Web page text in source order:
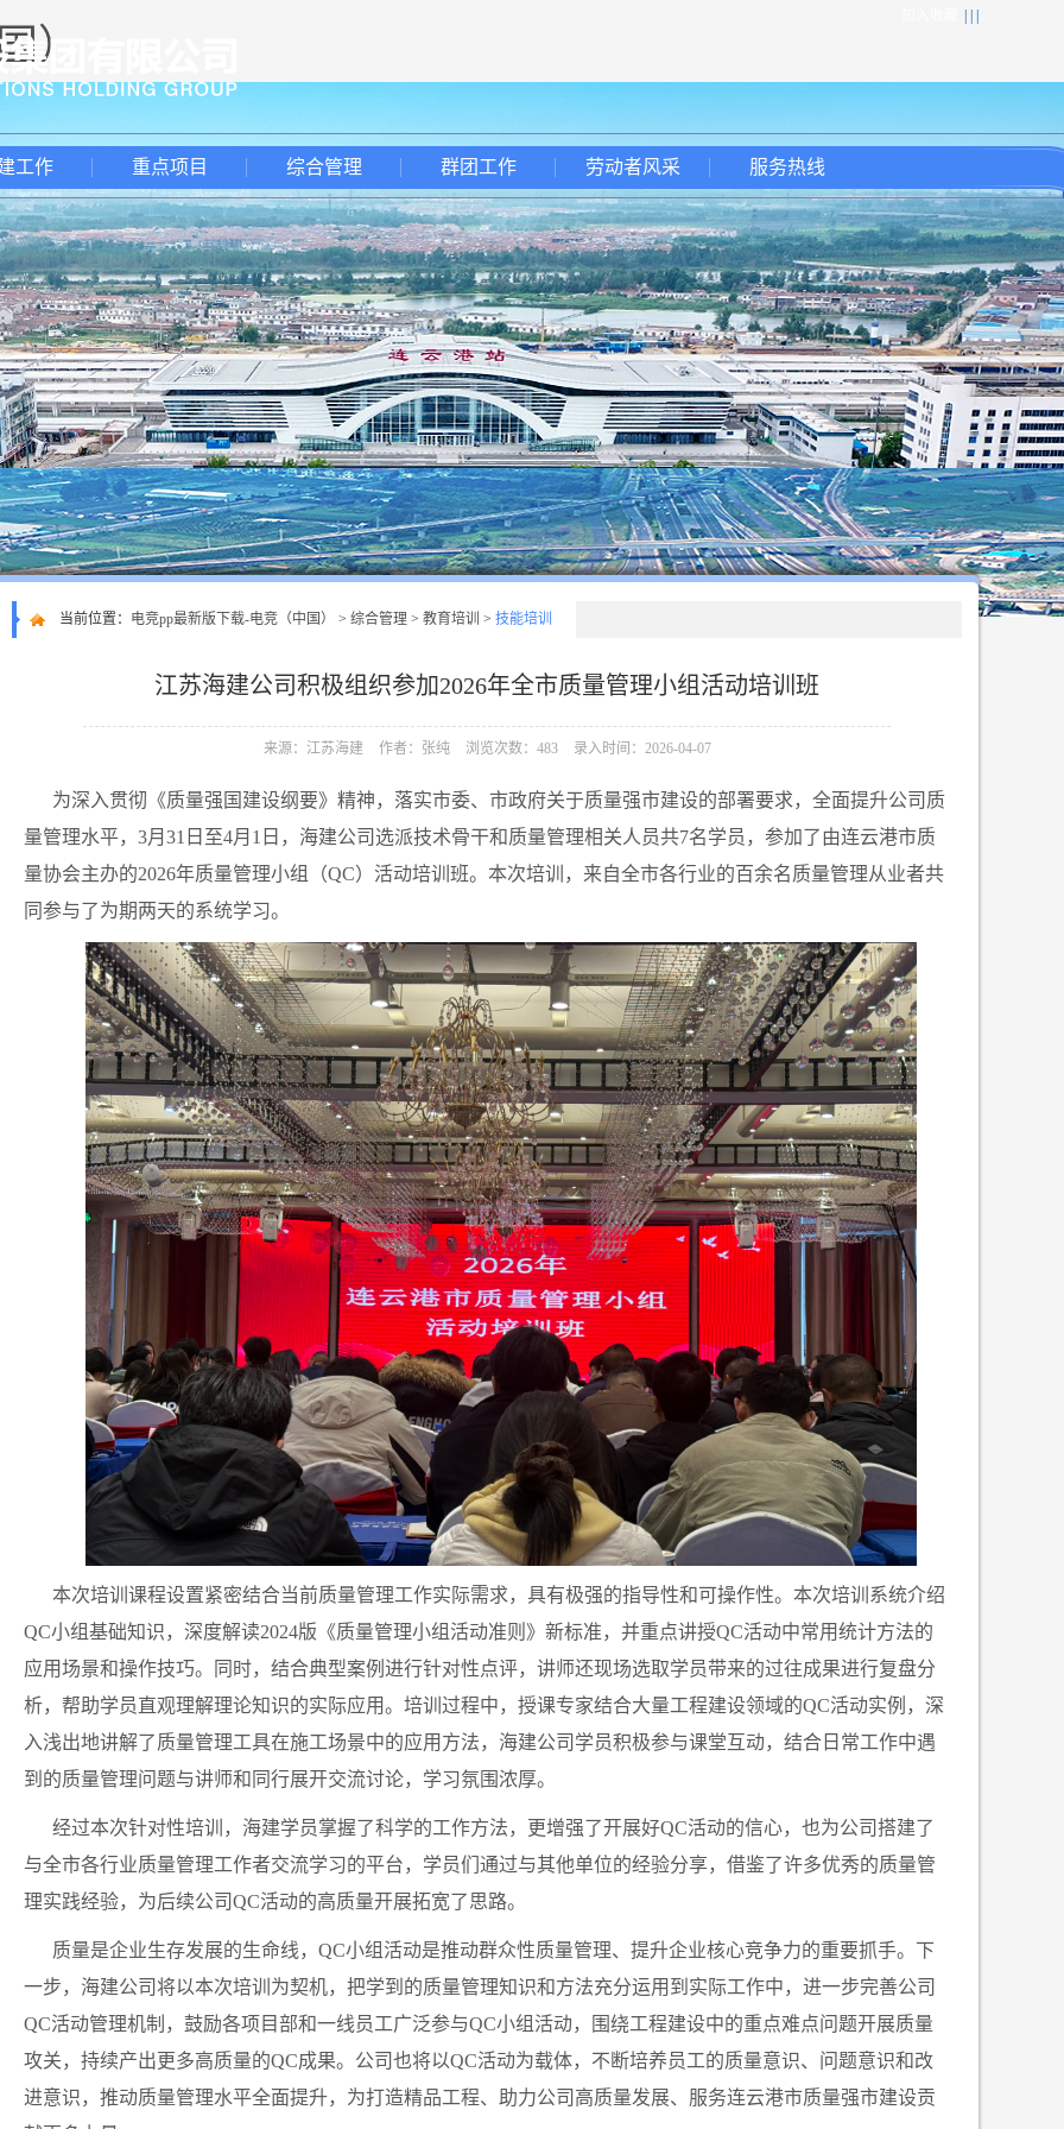
）
工作 重点项目 综合管理 群团工作 劳动者风采 服务热线
当前位置： 电竞pp最新版下载-电竞（中国） > 综合管理 > 教育培训 > 技能培训
江苏海建公司积极组织参加2026年全市质量管理小组活动培训班
来源：江苏海建 作者：张纯 浏览次数：483 录入时间：2026-04-07
为深入贯彻《质量强国建设纲要》精神，落实市委、市政府关于质量强市建设的部署要求，全面提升公司质
量管理水平，3月31日至4月1日，海建公司选派技术骨干和质量管理相关人员共7名学员，参加了由连云港市质
量协会主办的2026年质量管理小组（QC）活动培训班。本次培训，来自全市各行业的百余名质量管理从业者共
同参与了为期两天的系统学习。
本次培训课程设置紧密结合当前质量管理工作实际需求，具有极强的指导性和可操作性。本次培训系统介绍
QC小组基础知识，深度解读2024版《质量管理小组活动准则》新标准，并重点讲授QC活动中常用统计方法的
应用场景和操作技巧。同时，结合典型案例进行针对性点评，讲师还现场选取学员带来的过往成果进行复盘分
析，帮助学员直观理解理论知识的实际应用。培训过程中，授课专家结合大量工程建设领域的QC活动实例，深
入浅出地讲解了质量管理工具在施工场景中的应用方法，海建公司学员积极参与课堂互动，结合日常工作中遇
到的质量管理问题与讲师和同行展开交流讨论，学习氛围浓厚。
经过本次针对性培训，海建学员掌握了科学的工作方法，更增强了开展好QC活动的信心，也为公司搭建了
与全市各行业质量管理工作者交流学习的平台，学员们通过与其他单位的经验分享，借鉴了许多优秀的质量管
理实践经验，为后续公司QC活动的高质量开展拓宽了思路。
质量是企业生存发展的生命线，QC小组活动是推动群众性质量管理、提升企业核心竞争力的重要抓手。下
一步，海建公司将以本次培训为契机，把学到的质量管理知识和方法充分运用到实际工作中，进一步完善公司
QC活动管理机制，鼓励各项目部和一线员工广泛参与QC小组活动，围绕工程建设中的重点难点问题开展质量
攻关，持续产出更多高质量的QC成果。公司也将以QC活动为载体，不断培养员工的质量意识、问题意识和改
进意识，推动质量管理水平全面提升，为打造精品工程、助力公司高质量发展、服务连云港市质量强市建设贡